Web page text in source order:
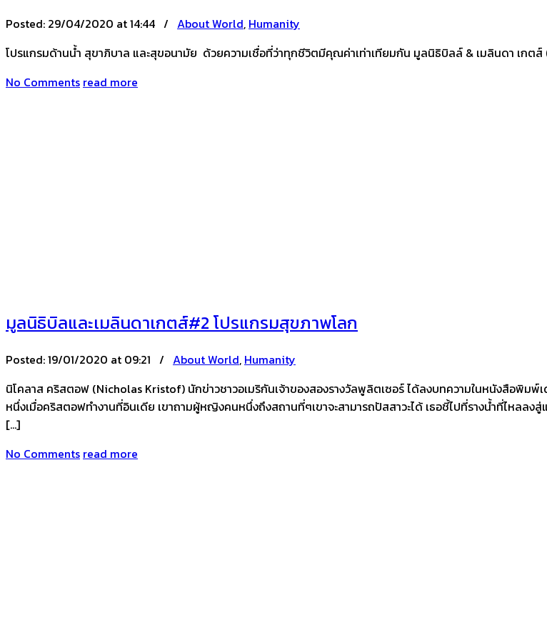
Posted: 29/04/2020 at 14:44 / About World, Humanity
โปรแกรมด้านน้ำ สุขาภิบาล และสุขอนามัย ด้วยความเชื่อที่ว่าทุกชีวิตมีคุณค่าเท่าเทียมกัน มูลนิธิบิลล์ & เมลินดา เก
No Comments read more
มูลนิธิบิลและเมลินดาเกตส์#2 โปรแกรมสุขภาพโลก
Posted:19/01/2020 at 09:21 / About World, Humanity
นิโคลาส คริสตอฟ (Nicholas Kristof) นักข่าวชาวอเมริกันเจ้าของสองรางวัลพูลิตเซอร์ ได้ลงบทความในหนังสือพิมพ์
หนึ่งเมื่อคริสตอฟทำงานที่อินเดีย เขาถามผู้หญิงคนหนึ่งถึงสถานที่ๆเขาจะสามารถปัสสาวะได้ เธอชี้ไปที่รางน้ำที่ไหลล
[…]
No Comments read more